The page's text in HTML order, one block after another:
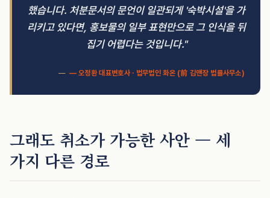
했습니다. 처분문서의 문언이 일관되게 '숙박시설'을 가
리키고 있다면, 홍보물의 일부 표현만으로 그 인식을 뒤
집기 어렵다는 것입니다."
— 오정환 대표변호사 · 법무법인 화온 (前 김앤장 법률사무소)
그래도 취소가 가능한 사안 — 세
가지 다른 경로